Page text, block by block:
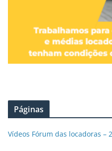
Páginas
Vídeos Fórum das locadoras –